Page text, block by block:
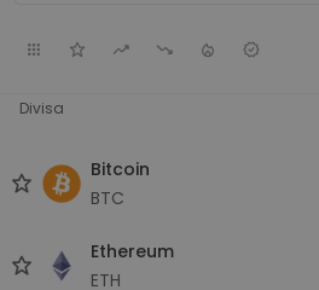
Divisa
Bitcoin
BTC
Ethereum
ETH